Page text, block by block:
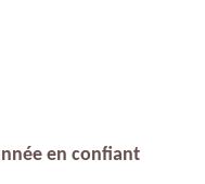
en confiant